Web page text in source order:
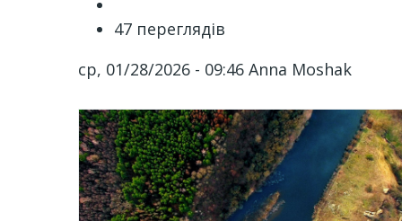
47 переглядів
ср, 01/28/2026 - 09:46 Anna Moshak